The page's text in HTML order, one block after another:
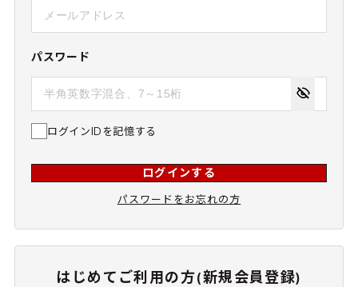
パスワード
ログインIDを記憶する
ログインする
パスワードをお忘れの方
はじめてご利用の方(新規会員登録)